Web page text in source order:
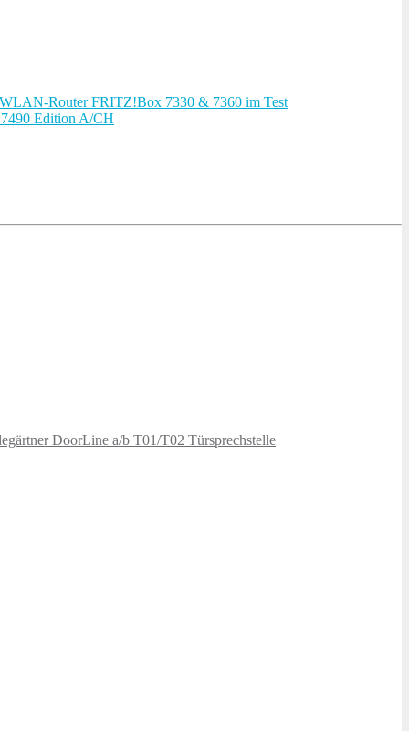
Router FRITZ!Box 7330 & 7360 im Test
Edition A/CH
DoorLine a/b T01/T02 Türsprechstelle